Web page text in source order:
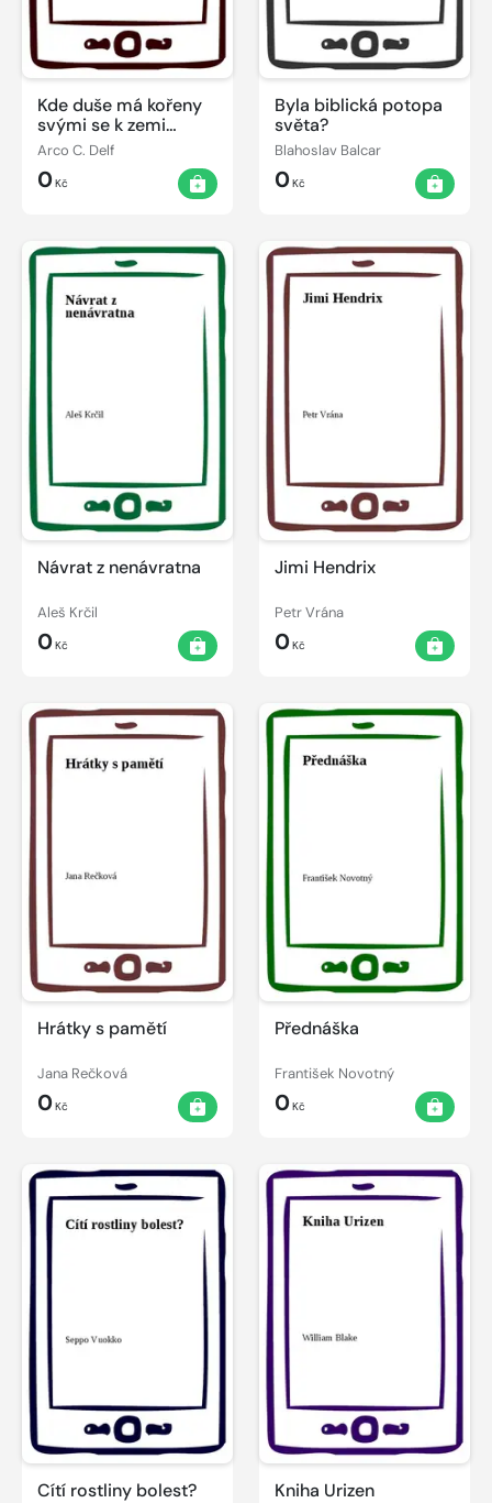
Kde duše má kořeny
svými se k zemi
přivine
Arco C. Delf
0Kč
Byla biblická potopa
světa?
Blahoslav Balcar
0Kč
Návrat z nenávratna
Aleš Krčil
0Kč
Jimi Hendrix
Petr Vrána
0Kč
Hrátky s pamětí
Jana Rečková
0Kč
Přednáška
František Novotný
0Kč
Cítí rostliny bolest? Kniha Urizen